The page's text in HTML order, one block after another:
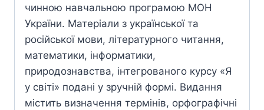
чинною навчальною програмою МОН
України. Матеріали з української та
російської мови, літературного читання,
математики, інформатики,
природознавства, інтегрованого курсу «Я
у світі» подані у зручній формі. Видання
містить визначення термінів, орфографічні